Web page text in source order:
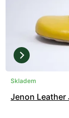
Skladem
Jenon Leather